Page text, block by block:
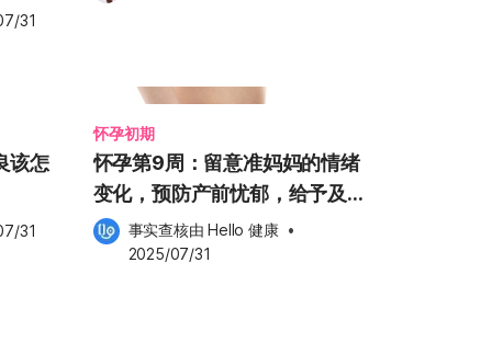
31
该怎
31
怀孕初期
怀孕第9周：留意准妈妈的情绪
变化，预防产前忧郁，给予及时
支持事实查核由 Hello 健康 •
2025/07/31